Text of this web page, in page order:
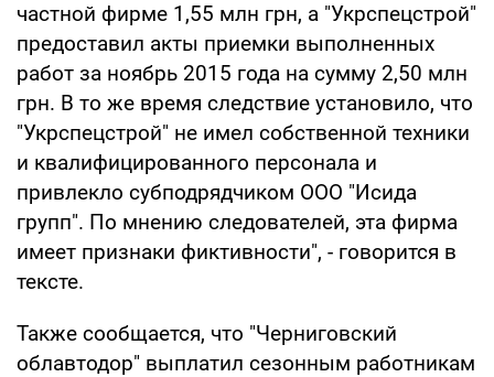
частной фирме 1,55 млн грн, а "Укрспецстрой"
предоставил акты приемки выполненных
работ за ноябрь 2015 года на сумму 2,50 млн
грн. В то же время следствие установило, что
"Укрспецстрой" не имел собственной техники
и квалифицированного персонала и
привлекло субподрядчиком ООО "Исида
групп". По мнению следователей, эта фирма
имеет признаки фиктивности", - говорится в
тексте.
Также сообщается, что "Черниговский
облавтодор" выплатил сезонным работникам